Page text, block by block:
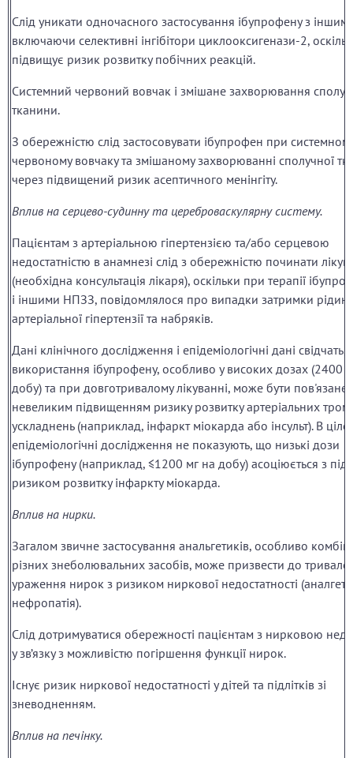
Слід уникати одночасного застосування ібупрофену з
включаючи селективні інгібітори циклооксигенази-2,
підвищує ризик розвитку побічних реакцій.
Системний червоний вовчак і змішане захворювання
тканини.
З обережністю слід застосовувати ібупрофен при
червоному вовчаку та змішаному захворюванні сполучної
через підвищений ризик асептичного менінгіту.
Вплив на серцево-судинну та цереброваскулярну систему.
Пацієнтам з артеріальною гіпертензією та/або серцевою
недостатністю в анамнезі слід з обережністю починати
(необхідна консультація лікаря), оскільки при терапії
і іншими НПЗЗ, повідомлялося про випадки затримки
артеріальної гіпертензії та набряків.
Дані клінічного дослідження і епідеміологічні дані
використання ібупрофену, особливо у високих дозах (2400
добу) та при довготривалому лікуванні, може бути пов'язане
невеликим підвищенням ризику розвитку артеріальних
ускладнень (наприклад, інфаркт міокарда або інсульт). В
епідеміологічні дослідження не показують, що низькі дози
ібупрофену (наприклад, ≤1200 мг на добу) асоціюється з
ризиком розвитку інфаркту міокарда.
Вплив на нирки.
Загалом звичне застосування анальгетиків, особливо
різних знеболювальних засобів, може призвести до
ураження нирок з ризиком ниркової недостатності
нефропатія).
Слід дотримуватися обережності пацієнтам з нирковою
у зв’язку з можливістю погіршення функції нирок.
Існує ризик ниркової недостатності у дітей та підлітків зі
зневодненням.
Вплив на печінку.